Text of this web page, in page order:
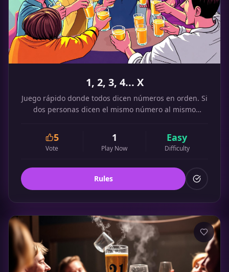
1, 2, 3, 4... X
Juego rápido donde todos dicen números en orden. Si
dos personas dicen el mismo número al mismo
5
Vote
1
Play Now
Easy
Difficulty
Rules